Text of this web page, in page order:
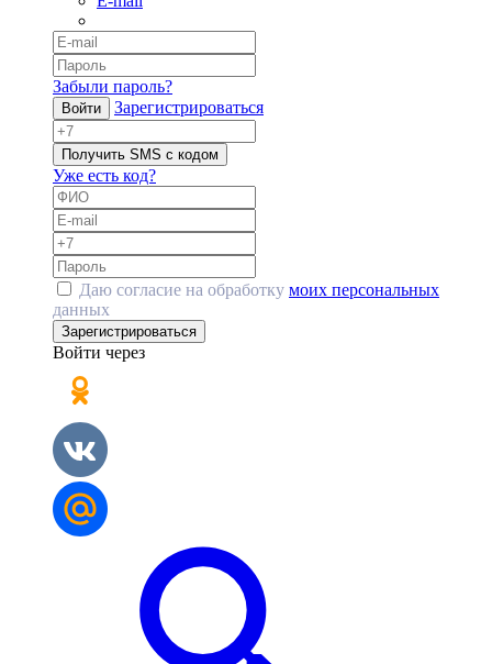
Забыли пароль?
Войти Зарегистрироваться
Получить SMS с кодом
Уже есть код?
Даю согласие на обработку моих персональных
данных
Зарегистрироваться
Войти через